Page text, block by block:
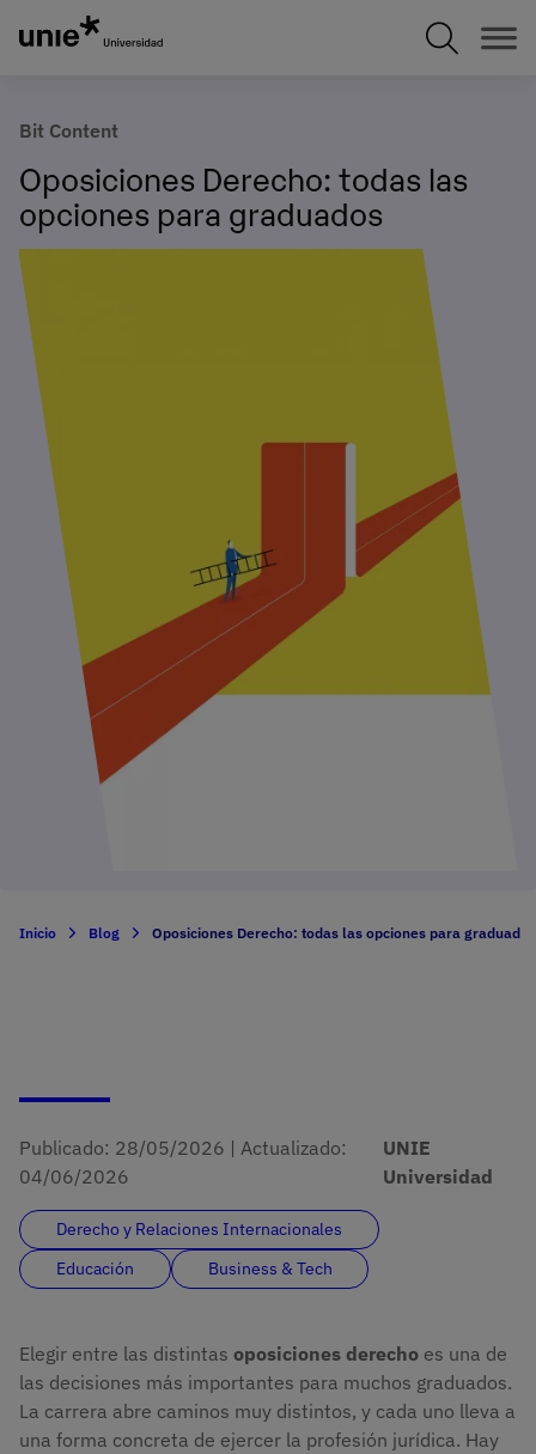
Bit Content
Oposiciones Derecho: todas las
opciones para graduados
Inicio Blog Oposiciones Derecho: todas las opciones para graduados
Publicado: 28/05/2026 | Actualizado:
04/06/2026
UNIE
Universidad
Derecho y Relaciones Internacionales
Educación
Business & Tech
Elegir entre las distintas oposiciones derecho es una de
las decisiones más importantes para muchos graduados.
La carrera abre caminos muy distintos, y cada uno lleva a
una forma concreta de ejercer la profesión jurídica. Hay